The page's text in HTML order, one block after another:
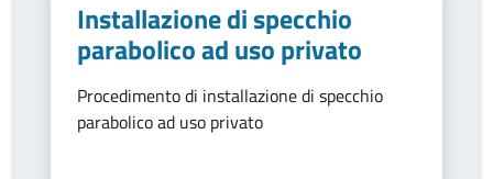
Installazione di specchio
parabolico ad uso privato
Procedimento di installazione di specchio
parabolico ad uso privato